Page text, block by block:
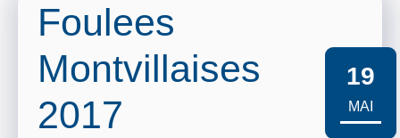
Foulees
Montvillaises
2017
19
MAI